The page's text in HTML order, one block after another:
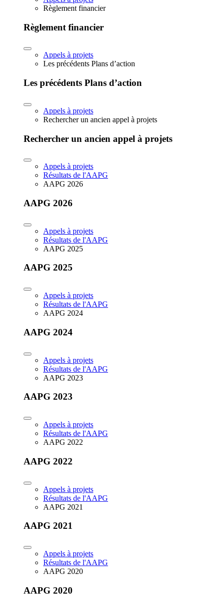
Règlement financier
Règlement financier
Appels à projets
Les précédents Plans d’action
Les précédents Plans d’action
Appels à projets
Rechercher un ancien appel à projets
Rechercher un ancien appel à projets
Appels à projets
Résultats de l'AAPG
AAPG 2026
AAPG 2026
Appels à projets
Résultats de l'AAPG
AAPG 2025
AAPG 2025
Appels à projets
Résultats de l'AAPG
AAPG 2024
AAPG 2024
Appels à projets
Résultats de l'AAPG
AAPG 2023
AAPG 2023
Appels à projets
Résultats de l'AAPG
AAPG 2022
AAPG 2022
Appels à projets
Résultats de l'AAPG
AAPG 2021
AAPG 2021
Appels à projets
Résultats de l'AAPG
AAPG 2020
AAPG 2020